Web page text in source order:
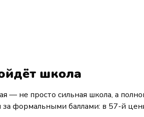
школа
— не просто сильная школа, а
за формальными баллами: в 57-й